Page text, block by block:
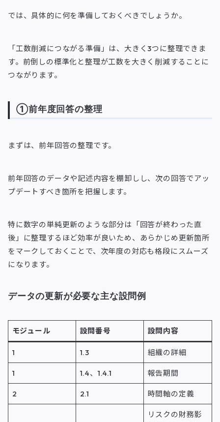
では、具体的に何を準備しておくべきでしょうか。
「工数削減につながる準備」は、大きく3つに整理できま
す。前倒しの標準化と整理が工数を大きく削減することに
つながります。
①前年度回答の整理
まずは、前年回答の整理です。
前年回答のデータや記述内容を棚卸しし、次の回答でアッ
プデートすべき箇所を把握します。
特に数字の単純更新のような部分は「回答が終わった直
後」に整理するほど効率が良いため、あらかじめ更新箇所
をマークしておくことで、次年度の対応も格段にスムーズ
になります。
データの更新が必要な主な設問例
モジュール 設問番号 設問内容
1 1.3 組織の詳細
1 1.4、1.4.1 報告期間
2 2.1 時間軸の定義
リスクの財務影